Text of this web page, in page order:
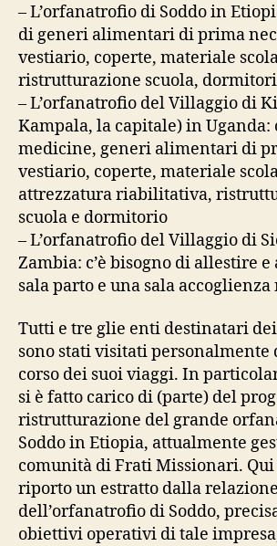
– L’orfanatrofio di Soddo in
di generi alimentari di prima
vestiario, coperte, materiale
ristrutturazione scuola,
– L’orfanatrofio del Villaggio di
Kampala, la capitale) in Uganda:
medicine, generi alimentari di
vestiario, coperte, materiale
attrezzatura riabilitativa,
scuola e dormitorio
– L’orfanatrofio del Villaggio di
Zambia: c’è bisogno di allestire
sala parto e una sala
Tutti e tre glie enti destinatari
sono stati visitati personalmente
corso dei suoi viaggi. In
si è fatto carico di (parte) del
ristrutturazione del grande
Soddo in Etiopia, attualmente
comunità di Frati Missionari.
riporto un estratto dalla
dell’orfanatrofio di Soddo,
obiettivi operativi di tale